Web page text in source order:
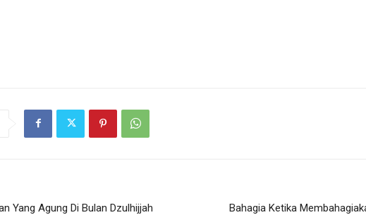
Yang Agung Di Bulan Dzulhijjah Bahagia Ketika